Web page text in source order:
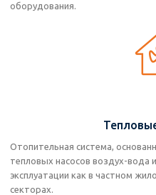
оборудования.
Отопительная система,
тепловых насосов воздух-вода
эксплуатации как в частном
секторах.